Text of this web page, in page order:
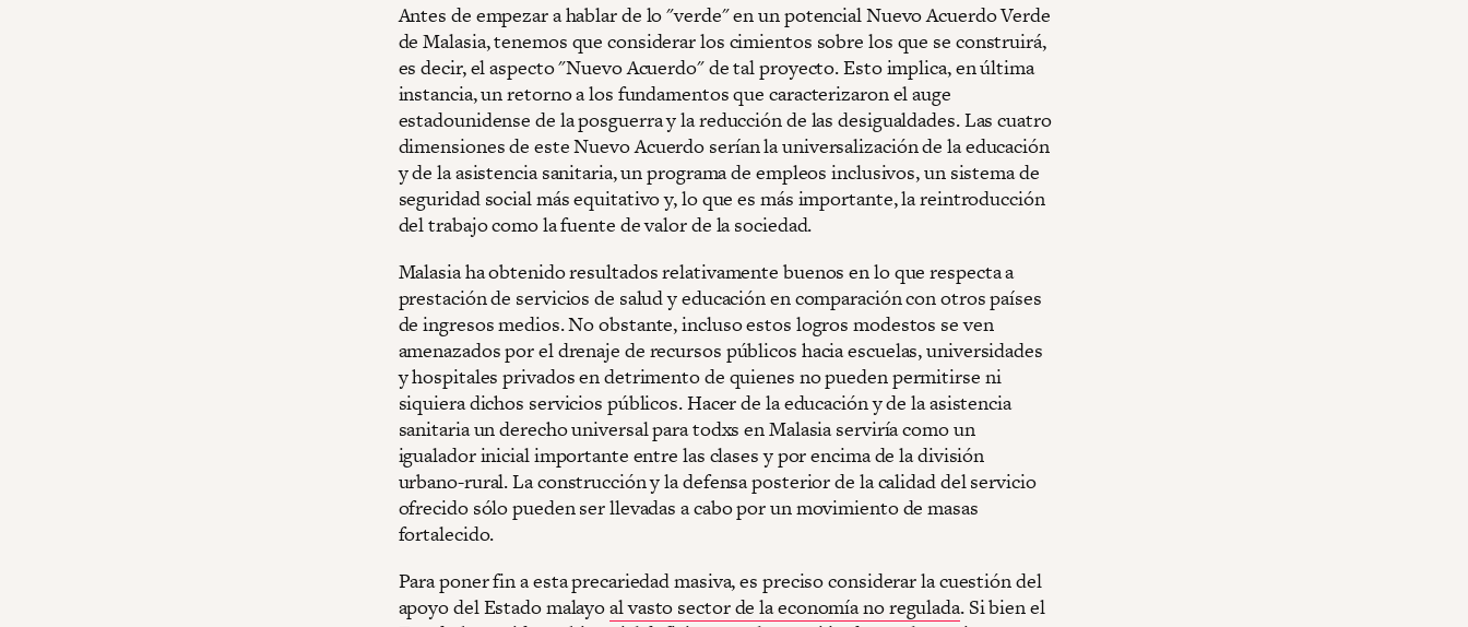
Antes de empezar a hablar de lo "verde" en un potencial Nuevo Acuerdo Verde
de Malasia, tenemos que considerar los cimientos sobre los que se construirá,
es decir, el aspecto "Nuevo Acuerdo" de tal proyecto. Esto implica, en última
instancia, un retorno a los fundamentos que caracterizaron el auge
estadounidense de la posguerra y la reducción de las desigualdades. Las cuatro
dimensiones de este Nuevo Acuerdo serían la universalización de la educación
y de la asistencia sanitaria, un programa de empleos inclusivos, un sistema de
seguridad social más equitativo y, lo que es más importante, la reintroducción
del trabajo como la fuente de valor de la sociedad.
Malasia ha obtenido resultados relativamente buenos en lo que respecta a
prestación de servicios de salud y educación en comparación con otros países
de ingresos medios. No obstante, incluso estos logros modestos se ven
amenazados por el drenaje de recursos públicos hacia escuelas, universidades
y hospitales privados en detrimento de quienes no pueden permitirse ni
siquiera dichos servicios públicos. Hacer de la educación y de la asistencia
sanitaria un derecho universal para todxs en Malasia serviría como un
igualador inicial importante entre las clases y por encima de la división
urbano-rural. La construcción y la defensa posterior de la calidad del servicio
ofrecido sólo pueden ser llevadas a cabo por un movimiento de masas
fortalecido.
Para poner fin a esta precariedad masiva, es preciso considerar la cuestión del
apoyo del Estado malayoal vasto sector de la economía no regulada. Si bien el